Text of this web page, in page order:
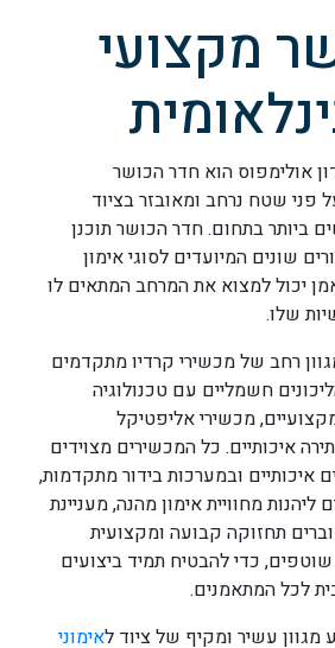
מקצועי
אולימפוס הוא חדר הכושר
שטח נרחב ומאובזר בציוד
ביותר בתחום. חדר הכושר תוכנן
שונים המיועדים לסוגי אימון
יכול למצוא את המרחב המתאים לו
שלו.
רחב של מכשירי קרדיו מתקדמים
חשמליים עם טכנולוגיה
מכשירי אליפטיקל
איכותיים. כל המכשירים מצוידים
איכותיים ובמערכות בידור מתקדמות,
מחוויית אימון מהנה, מעניינת
תחזוקה קבועה ומקצועית
שוטפים, כדי להבטיח תמיד ביצועים
לכל המתאמנים.
מגוון עשיר ומקיף של ציוד לאימוני